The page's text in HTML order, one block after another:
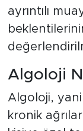
ayrıntılı
Algoloji
Algoloji, yani
kronik